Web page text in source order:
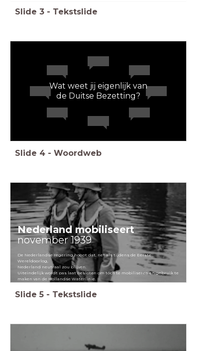
Slide 3 - Tekstslide
Wat weet jij eigenlijk van
de Duitse Bezetting?
Slide 4 - Woordweb
Nederland mobiliseert
november 1939
De Nederlandse regering hoopt dat, net als tijdens de Eerste
Wereldoorlog,
Nederland neutraal zou blijven.
Uiteindelijk wordt pas laat besloten om tóch te mobiliseren en gebruik te
maken van de Hollandse Waterlinie.
Slide 5 - Tekstslide